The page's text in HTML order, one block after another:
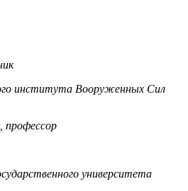
института Вооруженных Сил
профессор
университета